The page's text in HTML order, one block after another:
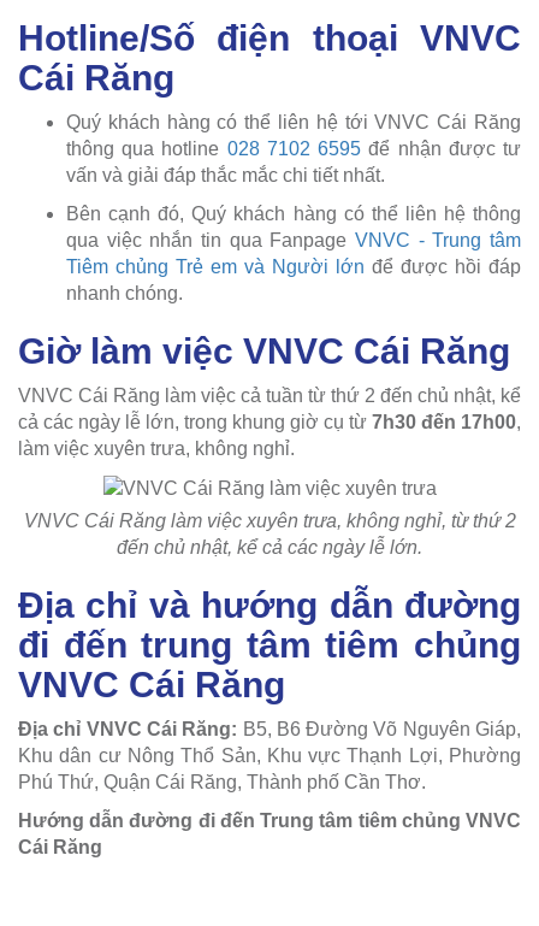
Hotline/Số điện thoại VNVC
Cái Răng
Quý khách hàng có thể liên hệ tới VNVC Cái Răng
thông qua hotline 028 7102 6595 để nhận được tư
vấn và giải đáp thắc mắc chi tiết nhất.
Bên cạnh đó, Quý khách hàng có thể liên hệ thông
qua việc nhắn tin qua Fanpage VNVC - Trung tâm
Tiêm chủng Trẻ em và Người lớn để được hồi đáp
nhanh chóng.
Giờ làm việc VNVC Cái Răng
VNVC Cái Răng làm việc cả tuần từ thứ 2 đến chủ nhật, kể
cả các ngày lễ lớn, trong khung giờ cụ từ 7h30 đến 17h00,
làm việc xuyên trưa, không nghỉ.
VNVC Cái Răng làm việc xuyên trưa, không nghỉ, từ thứ 2
đến chủ nhật, kể cả các ngày lễ lớn.
Địa chỉ và hướng dẫn đường
đi đến trung tâm tiêm chủng
VNVC Cái Răng
Địa chỉ VNVC Cái Răng: B5, B6 Đường Võ Nguyên Giáp,
Khu dân cư Nông Thổ Sản, Khu vực Thạnh Lợi, Phường
Phú Thứ, Quận Cái Răng, Thành phố Cần Thơ.
Hướng dẫn đường đi đến Trung tâm tiêm chủng VNVC
Cái Răng